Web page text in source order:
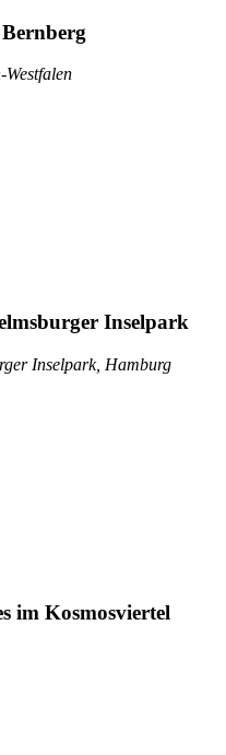
Inselpark
Inselpark, Hamburg
im Kosmosviertel